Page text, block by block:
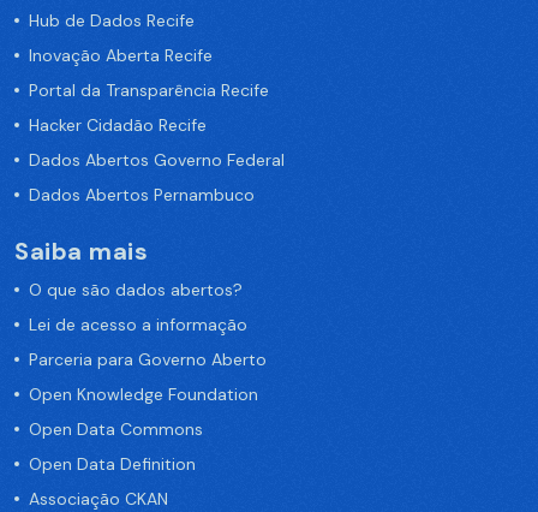
Hub de Dados Recife
Inovação Aberta Recife
Portal da Transparência Recife
Hacker Cidadão Recife
Dados Abertos Governo Federal
Dados Abertos Pernambuco
Saiba mais
O que são dados abertos?
Lei de acesso a informação
Parceria para Governo Aberto
Open Knowledge Foundation
Open Data Commons
Open Data Definition
Associação CKAN